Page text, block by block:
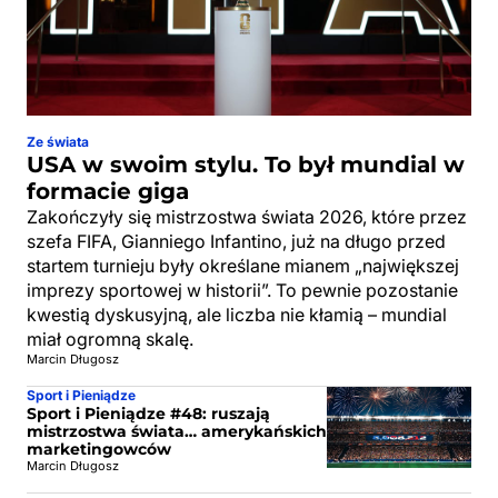
Ze świata
USA w swoim stylu. To był mundial w
formacie giga
Zakończyły się mistrzostwa świata 2026, które przez
szefa FIFA, Gianniego Infantino, już na długo przed
startem turnieju były określane mianem „największej
imprezy sportowej w historii”. To pewnie pozostanie
kwestią dyskusyjną, ale liczba nie kłamią – mundial
miał ogromną skalę.
Marcin Długosz
Sport i Pieniądze
Sport i Pieniądze #48: ruszają
mistrzostwa świata… amerykańskich
marketingowców
Marcin Długosz